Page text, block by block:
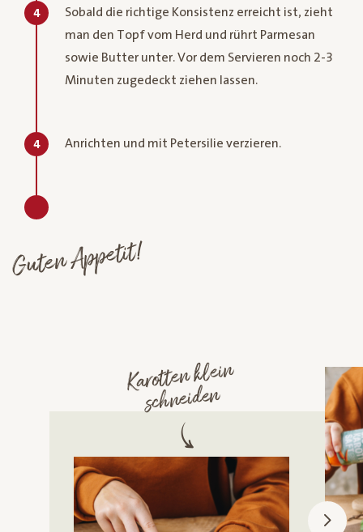
4
Sobald die richtige Konsistenz erreicht ist, zieht
man den Topf vom Herd und rührt Parmesan
sowie Butter unter. Vor dem Servieren noch 2-3
Minuten zugedeckt ziehen lassen.
4 Anrichten und mit Petersilie verzieren.
Guten Appetit!
Karotten klein
schneiden